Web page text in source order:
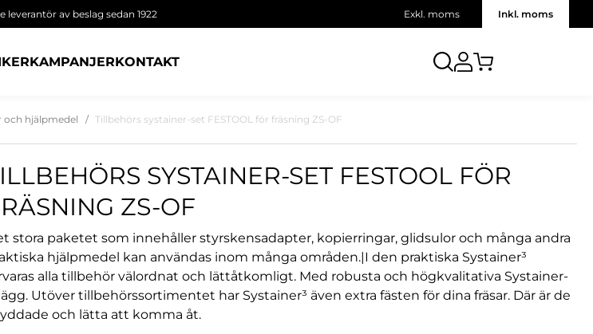
leverantör av beslag sedan 1922 Exkl. moms Inkl. moms
KAMPANJERKONTAKT
och hjälpmedel Tillbehörs systainer-set FESTOOL för fräsning ZS-OF
SYSTAINER-SET FESTOOL FÖR
ZS-OF
stora paketet som innehåller styrskensadapter, kopierringar, glidsulor och många andra
hjälpmedel kan användas inom många områden.|I den praktiska Systainer³
alla tillbehör välordnat och lättåtkomligt. Med robusta och högkvalitativa Systainer-
Utöver tillbehörssortimentet har Systainer³ även extra fästen för dina fräsar. Där är de
och lätta att komma åt.